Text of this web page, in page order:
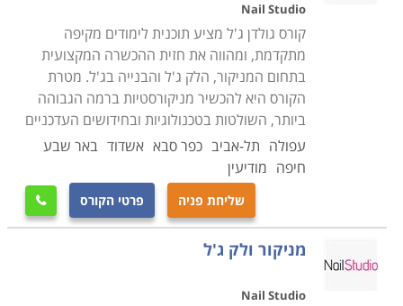
שמשמישים את הפדיקוריסטית מניקוריסטית, שיטות עבודה
עם המכשור החשמלי, פדיקור קוסמטי, רפואי שכולל טיפול
בציפורן חודרנית, יבלות, פטרת הציפורן ופטרת העור. בנוסף
נלמדות שיטות טיפול שמותאמות לחולי סכרת ללא מכשור
. ניתן ללמוד קורס פדיקור מניקורשכולל גם טיפולי
ספא מפנקים, עיסויי כפות הידיים וכפות הרגליים, היכרות עם
סוגי פילינג שונים והתאמה שלהם לכל סוגי העור, טיפול
וטיפוח פראפין, טיפוח, לאקים וקישוטים
.
Nail Studio
קורס גולדן ג'ל מציע תוכנית לימודים מקיפה
מתקדמת, ומהווה את חזית ההכשרה המקצועית
בתחום המניקור, הלק ג'ל והבנייה בג'ל. מטרת
הקורס היא להכשיר מניקורסטיות ברמה הגבוהה
ביותר, השולטות בטכנולוגיות ובחידושים העדכניים
עפולה תל-אביב כפר סבא אשדוד באר שבע
חיפה מודיעין
שליחת פניה פרטי הקורס 
מניקור ולק ג'ל
Nail Studio